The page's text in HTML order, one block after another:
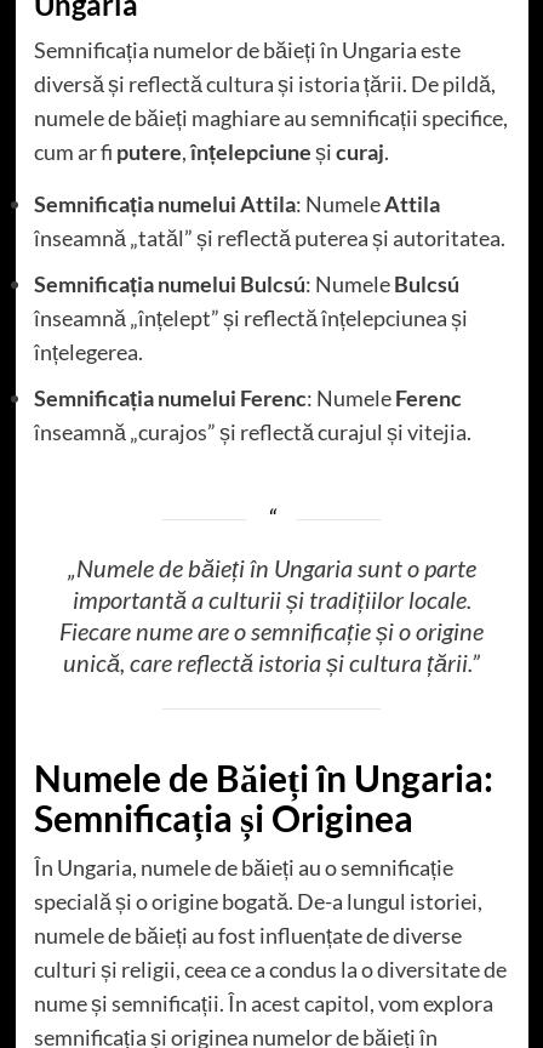
Semnificația numelor de băieți în Ungaria este
diversă și reflectă cultura și istoria țării. De pildă,
numele de băieți maghiare au semnificații specifice,
cum ar fi putere,înțelepciuneșicuraj.
Semnificația numeluiAttila: NumeleAttila
înseamnă „tatăl” și reflectă puterea și autoritatea.
Semnificația numelui Bulcsú: NumeleBulcsú
înseamnă „înțelept” și reflectă înțelepciunea și
înțelegerea.
Semnificația numelui Ferenc: NumeleFerenc
înseamnă „curajos” și reflectă curajul și vitejia.
„Numele de băieți în Ungaria sunt o parte
importantă a culturii și tradițiilor locale.
Fiecare nume are o semnificație și o origine
unică, care reflectă istoria și cultura țării.”
Numele de Băieți în Ungaria:
Semnificația și Originea
În Ungaria, numele de băieți au o semnificație
specială și o origine bogată. De-a lungul istoriei,
numele de băieți au fost influențate de diverse
culturi și religii, ceea ce a condus la o diversitate de
nume și semnificații. În acest capitol, vom explora
semnificația și originea numelor de băieți în